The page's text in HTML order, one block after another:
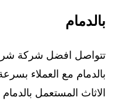
بالدمام
تتواصل افضل شركة
بالدمام مع العملاء
الاثاث المستعمل